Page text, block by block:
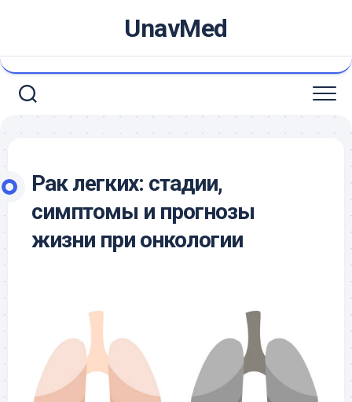
UnavMed
Рак легких: стадии,
симптомы и прогнозы
жизни при онкологии